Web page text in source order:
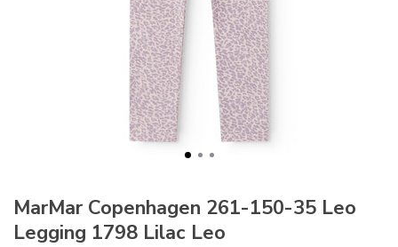
MarMar Copenhagen 261-150-35 Leo
Legging 1798 Lilac Leo